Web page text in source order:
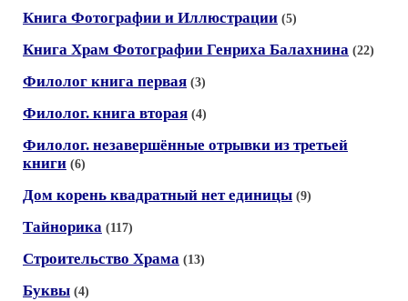
Книга Фотографии и Иллюстрации (5)
Книга Храм Фотографии Генриха Балахнина (22)
Филолог книга первая (3)
Филолог. книга вторая (4)
Филолог. незавершённые отрывки из третьей
книги (6)
Дом корень квадратный нет единицы (9)
Тайнорика (117)
Строительство Храма (13)
Буквы (4)